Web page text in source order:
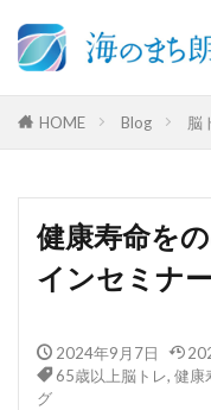
HOME Blog 脳
健康寿命を
インセミナー
2024年9月7日
65歳以上脳トレ, 健康
グ